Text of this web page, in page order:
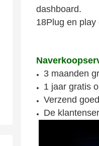
dashboard.
18Plug en
3 maanden
1 jaar gratis
Verzend
De